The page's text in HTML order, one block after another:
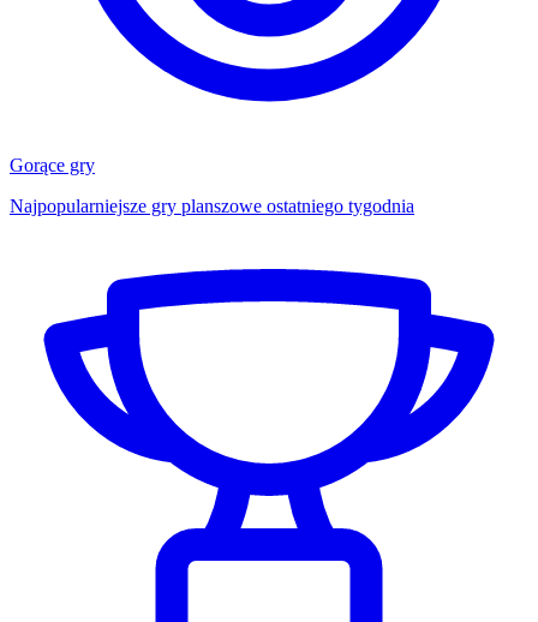
Gorące gry
Najpopularniejsze gry planszowe ostatniego tygodnia